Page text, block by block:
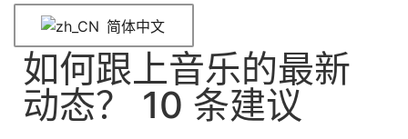
简体中文
如何跟上音乐的最新
动态？ 10 条建议